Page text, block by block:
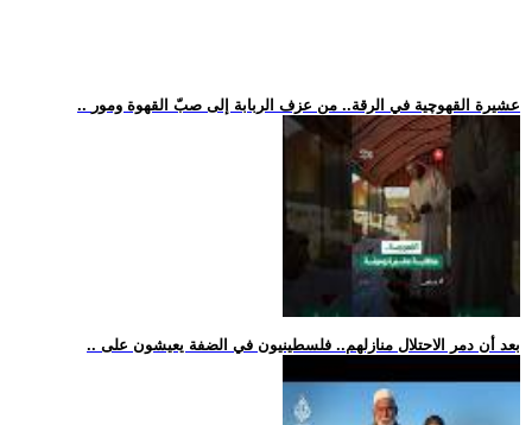
.. عشيرة القهوچية في الرقة.. من عزف الربابة إلى صبّ القهوة ومور
.. بعد أن دمر الاحتلال منازلهم.. فلسطينيون في الضفة يعيشون على